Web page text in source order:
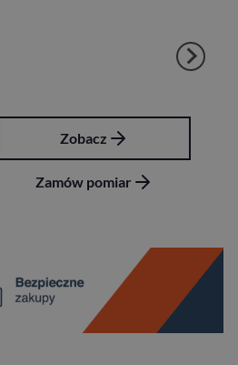
Zobacz
Zamów pomiar